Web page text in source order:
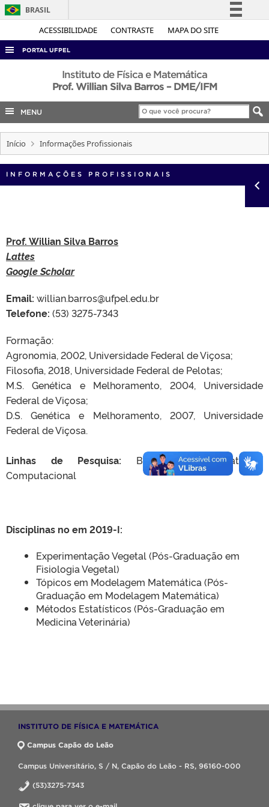
ACESSIBILIDADE CONTRASTE MAPA DO SITE
BRASIL
Simplifique!
Acesso à informação
Legislação
Canais
PORTAL UFPEL
ACESSO À INFORMAÇÃO
AUDITORIA
COBALTO
CONCURSOS
INTERNACIONAL
Instituto de Física e Matemática
Prof. Willian Silva Barros – DME/IFM
MENU
Início Informações Profissionais
INFORMAÇÕES PROFISSIONAIS
Prof. Willian Silva Barros
Lattes
Google Scholar
Email: willian.barros@ufpel.edu.br
Telefone: (53) 3275-7343
Formação:
Agronomia, 2002, Universidade Federal de Viçosa;
Filosofia, 2018, Universidade Federal de Pelotas;
M.S. Genética e Melhoramento, 2004, Universidade
Federal de Viçosa;
D.S. Genética e Melhoramento, 2007, Universidade
Federal de Viçosa.
Linhas de Pesquisa: Biometria e Estatística
Computacional
Disciplinas no em 2019-I:
Experimentação Vegetal (Pós-Graduação em
Fisiologia Vegetal)
Tópicos em Modelagem Matemática (Pós-
Graduação em Modelagem Matemática)
Métodos Estatísticos (Pós-Graduação em
Medicina Veterinária)
INSTITUTO DE FÍSICA E MATEMÁTICA
Campus Capão do Leão
Campus Universitário, S / N, Capão do Leão - RS, 96160-000
(53)3275-7343